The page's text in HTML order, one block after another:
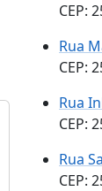
CEP:
Rua
CEP:
Rua
CEP:
Rua
CEP: